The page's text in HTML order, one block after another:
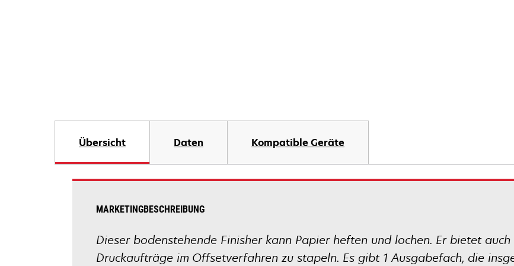
Übersicht Daten Kompatible Geräte
MARKETINGBESCHREIBUNG
Dieser bodenstehende Finisher kann Papier heften und lochen. Er bietet
Druckaufträge im Offsetverfahren zu stapeln. Es gibt 1 Ausgabefach, die